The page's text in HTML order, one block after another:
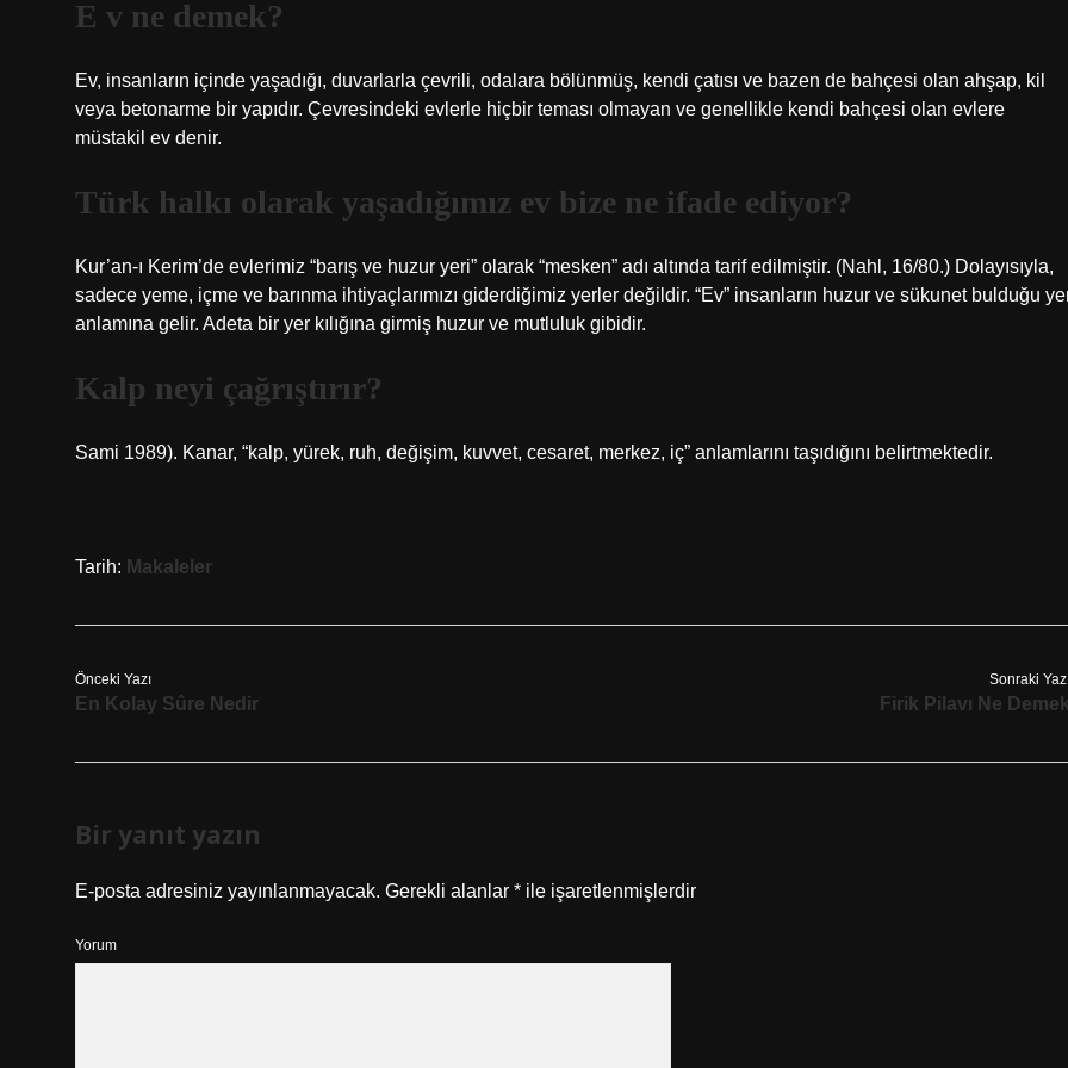
E v ne demek?
Ev, insanların içinde yaşadığı, duvarlarla çevrili, odalara bölünmüş, kendi çatısı ve bazen de bahçesi olan ahşap, kil
veya betonarme bir yapıdır. Çevresindeki evlerle hiçbir teması olmayan ve genellikle kendi bahçesi olan evlere
müstakil ev denir.
Türk halkı olarak yaşadığımız ev bize ne ifade ediyor?
Kur’an-ı Kerim’de evlerimiz “barış ve huzur yeri” olarak “mesken” adı altında tarif edilmiştir. (Nahl, 16/80.) Dolayısıyla,
sadece yeme, içme ve barınma ihtiyaçlarımızı giderdiğimiz yerler değildir. “Ev” insanların huzur ve sükunet bulduğu
anlamına gelir. Adeta bir yer kılığına girmiş huzur ve mutluluk gibidir.
Kalp neyi çağrıştırır?
Sami 1989). Kanar, “kalp, yürek, ruh, değişim, kuvvet, cesaret, merkez, iç” anlamlarını taşıdığını belirtmektedir.
Tarih: Makaleler
Önceki Yazı
En Kolay Sûre Nedir
Sonraki
Firik Pilavı Ne
Bir yanıt yazın
E-posta adresiniz yayınlanmayacak. Gerekli alanlar * ile işaretlenmişlerdir
Yorum